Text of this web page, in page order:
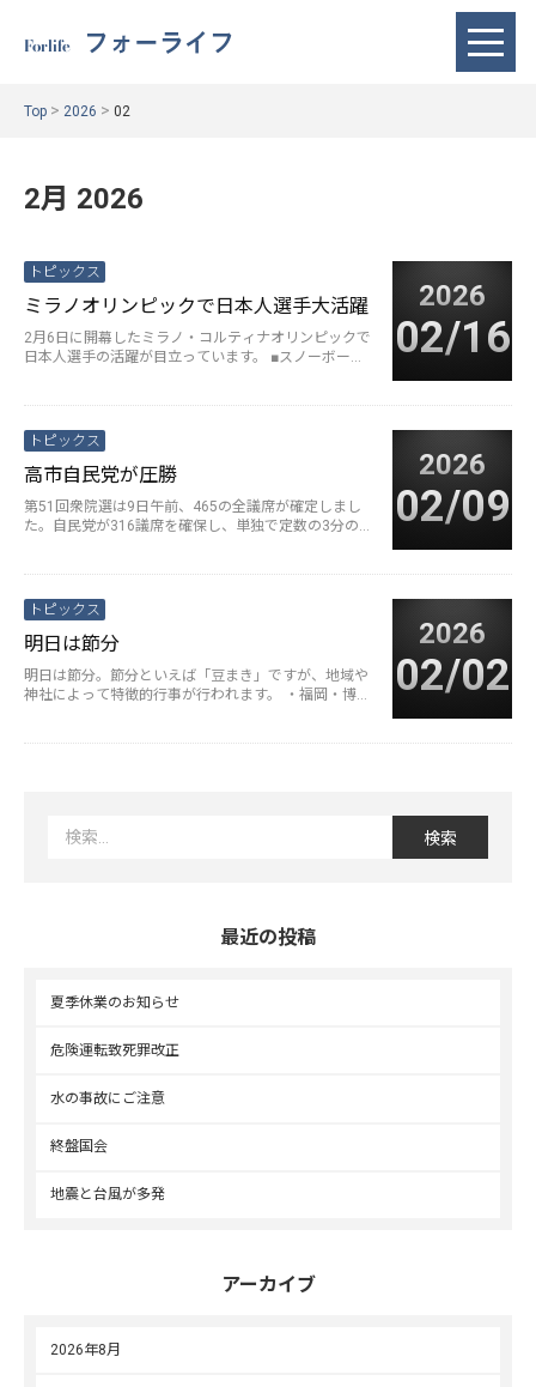
Forlife フォーライフ
Top > 2026 > 02
2月 2026
トピックス
ミラノオリンピックで日本人選手大活躍
2月6日に開幕したミラノ・コルティナオリンピックで
日本人選手の活躍が目立っています。 ■スノーボード
2026
02/16
トピックス
高市自民党が圧勝
第51回衆院選は9日午前、465の全議席が確定しまし
た。自民党が316議席を確保し、単独で定数の3分の2
2026
02/09
トピックス
明日は節分
明日は節分。節分といえば「豆まき」ですが、地域や
神社によって特徴的行事が行われます。 ・福岡・博多
2026
02/02
最近の投稿
夏季休業のお知らせ
危険運転致死罪改正
水の事故にご注意
終盤国会
地震と台風が多発
アーカイブ
2026年8月